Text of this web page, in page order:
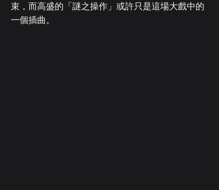
束，而高盛的「謎之操作」或許只是這場大戲中的
一個插曲。